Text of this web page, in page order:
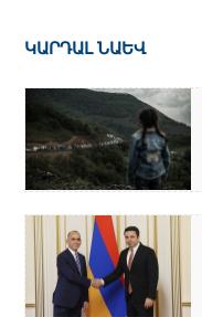
ԿԱՐԴԱԼ ՆԱԵՎ